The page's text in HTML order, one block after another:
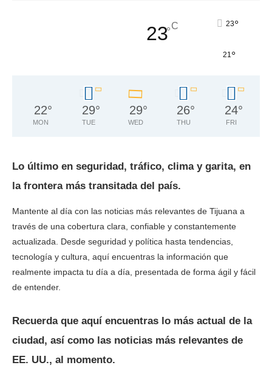
23°C 23°
21°
22°
MON
29°
TUE
29°
WED
26°
THU
24°
FRI
Lo último en seguridad, tráfico, clima y garita, en
la frontera más transitada del país.
Mantente al día con las noticias más relevantes de Tijuana a
través de una cobertura clara, confiable y constantemente
actualizada. Desde seguridad y política hasta tendencias,
tecnología y cultura, aquí encuentras la información que
realmente impacta tu día a día, presentada de forma ágil y fácil
de entender.
Recuerda que aquí encuentras lo más actual de la
ciudad, así como las noticias más relevantes de
EE. UU., al momento.